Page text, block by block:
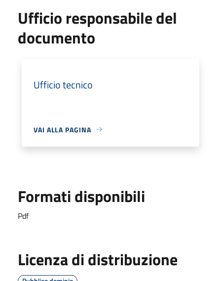
Ufficio responsabile del
documento
Ufficio tecnico
VAI ALLA PAGINA
Formati disponibili
Pdf
Licenza di distribuzione